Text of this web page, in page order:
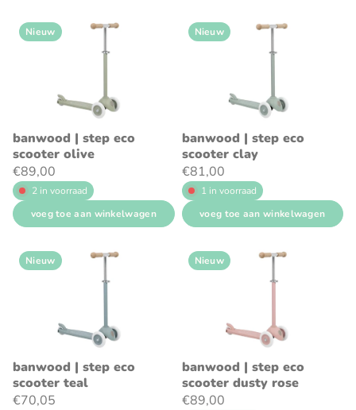
Nieuw
banwood | step eco
scooter olive
€89,00
2 in voorraad
voeg toe aan winkelwagen
Nieuw
banwood | step eco
scooter clay
€81,00
1 in voorraad
voeg toe aan winkelwagen
Nieuw
banwood | step eco
scooter teal
€70,05
Nieuw
banwood | step eco
scooter dusty rose
€89,00